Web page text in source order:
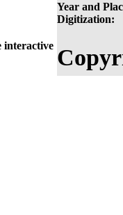
Year and
Digitization:
interactive